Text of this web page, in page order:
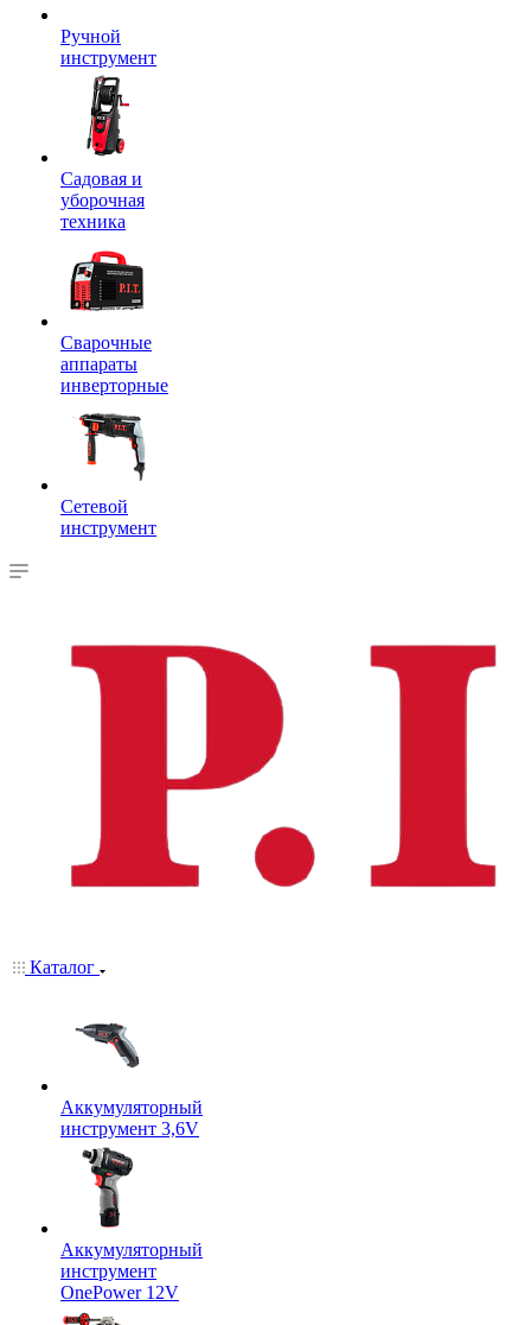
Ручной
инструмент
Садовая и
уборочная
техника
Сварочные
аппараты
инверторные
Сетевой
инструмент
Каталог
Аккумуляторный
инструмент 3,6V
Аккумуляторный
инструмент
OnePower 12V